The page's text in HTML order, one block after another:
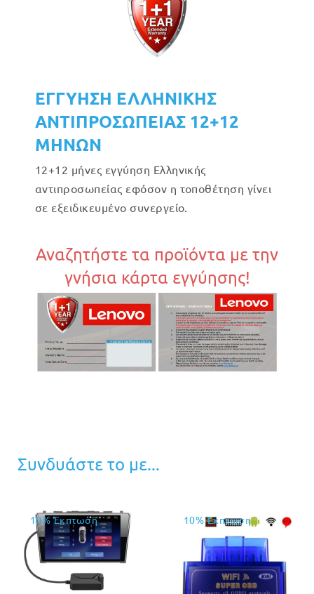
ΕΓΓΥΗΣΗ ΕΛΛΗΝΙΚΗΣ
ΑΝΤΙΠΡΟΣΩΠΕΙΑΣ 12+12
ΜΗΝΩΝ
12+12 μήνες εγγύηση Ελληνικής
αντιπροσωπείας εφόσον η τοποθέτηση γίνει
σε εξειδικευμένο συνεργείο.
Αναζητήστε τα προϊόντα με την
γνήσια κάρτα εγγύησης!
Συνδυάστε το με...
10% Έκπτωση 10% Έκπτωση